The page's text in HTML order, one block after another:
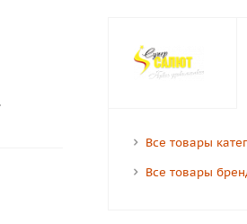
Все товары
Все товары